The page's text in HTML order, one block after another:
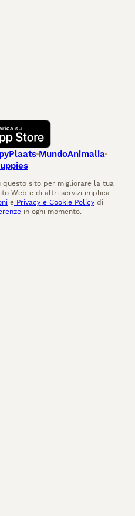
MundoAnimalia
questo sito per migliorare la tua
Web e di altri servizi implica
e Privacy e Cookie Policy di
in ogni momento.